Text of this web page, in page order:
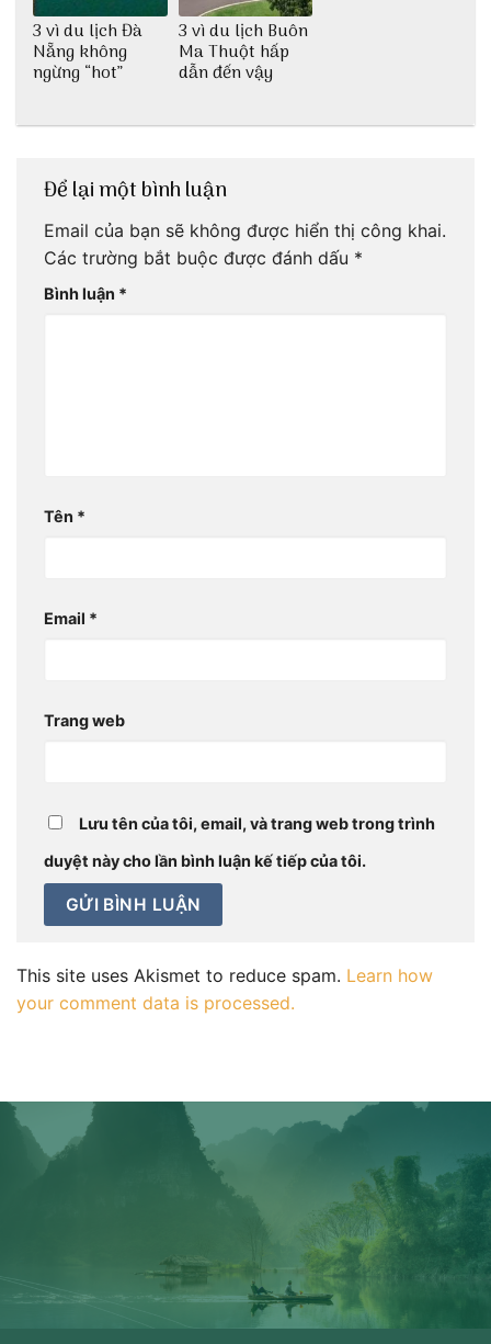
3 vì du lịch Đà
Nẵng không
ngừng “hot”
3 vì du lịch Buôn
Ma Thuột hấp
dẫn đến vậy
Để lại một bình luận
Email của bạn sẽ không được hiển thị công khai.
Các trường bắt buộc được đánh dấu *
Bình luận *
Tên *
Email *
Trang web
Lưu tên của tôi, email, và trang web trong trình
duyệt này cho lần bình luận kế tiếp của tôi.
This site uses Akismet to reduce spam. Learn how
your comment data is processed.